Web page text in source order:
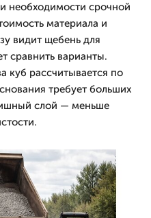
необходимости срочной
материала и
видит щебень для
сравнить варианты.
куб рассчитывается по
требует больших
слой — меньше